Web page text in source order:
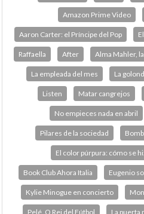
Amazon Prime Video
Aaron Carter: el Príncipe del Pop
Raffaella After Alma Mahler,
La empleada del mes La
Listen Matar cangrejos
No empieces nada en abril
Pilares de la sociedad
El color púrpura: cómo se
Book Club Ahora Italia Eugenio
Kylie Minogue en concierto
Pelé, O Rei del Fútbol La puerta